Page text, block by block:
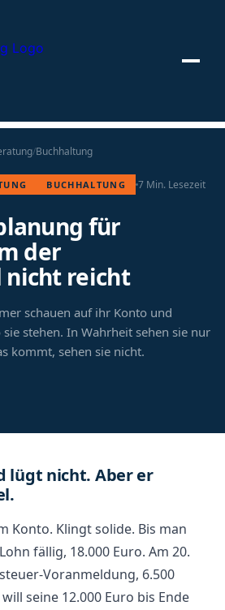
/Buchhaltung
BUCHHALTUNG 7 Min. Lesezeit
für
der
nicht reicht
schauen auf ihr Konto und
stehen. In Wahrheit sehen sie nur
kommt, sehen sie nicht.
lügt nicht. Aber er
Konto. Klingt solide. Bis man
fällig, 18.000 Euro. Am 20.
Voranmeldung, 6.500
seine 12.000 Euro bis Ende